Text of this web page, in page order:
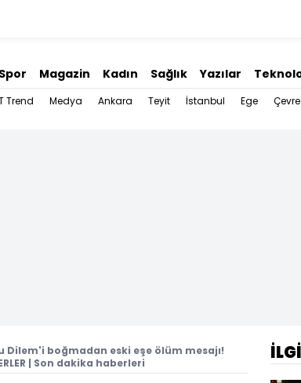
Spor Magazin Kadın Sağlık Yazılar
Trend Medya Ankara Teyit İstanbul Ege Çevre
Dilem'i boğmadan eski eşe ölüm mesajı!
| Son dakika haberleri